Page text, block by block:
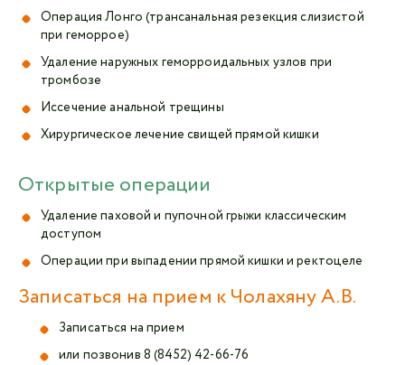
Операция Лонго (трансанальная резекция слизистой
при геморрое)
Удаление наружных геморроидальных узлов при
тромбозе
Иссечение анальной трещины
Хирургическое лечение свищей прямой кишки
Открытые операции
Удаление паховой и пупочной грыжи классическим
доступом
Операции при выпадении прямой кишки и ректоцеле
Записаться на прием к Чолахяну А.В.
Записаться на прием
или позвонив 8 (8452) 42-66-76